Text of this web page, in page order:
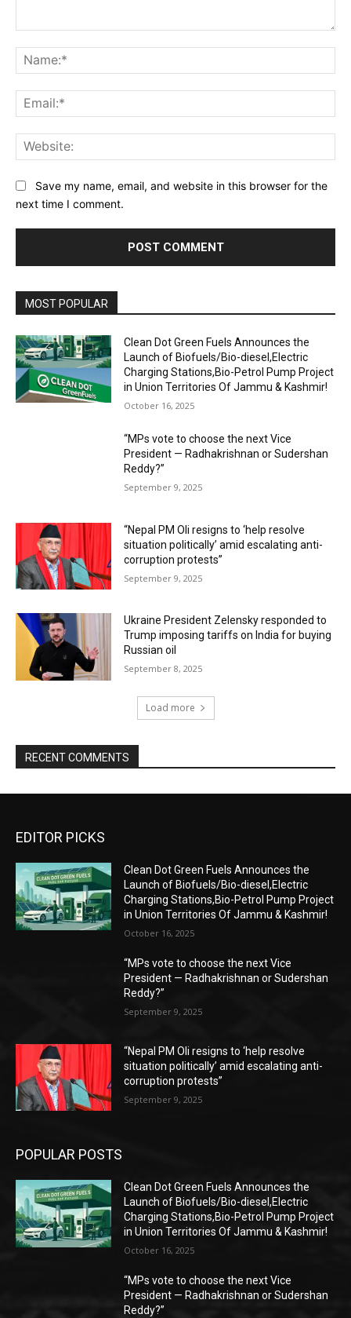
Save my name, email, and website in this browser for the
next time I comment.
MOST POPULAR
Clean Dot Green Fuels Announces the
Launch of Biofuels/Bio-diesel,Electric
Charging Stations,Bio-Petrol Pump Project
in Union Territories Of Jammu & Kashmir!
October 16, 2025
“MPs vote to choose the next Vice
President — Radhakrishnan or Sudershan
Reddy?”
September 9, 2025
“Nepal PM Oli resigns to ‘help resolve
situation politically’ amid escalating anti-
corruption protests”
September 9, 2025
Ukraine President Zelensky responded to
Trump imposing tariffs on India for buying
Russian oil
September 8, 2025
Load more
RECENT COMMENTS
EDITOR PICKS
Clean Dot Green Fuels Announces the
Launch of Biofuels/Bio-diesel,Electric
Charging Stations,Bio-Petrol Pump Project
in Union Territories Of Jammu & Kashmir!
October 16, 2025
“MPs vote to choose the next Vice
President — Radhakrishnan or Sudershan
Reddy?”
September 9, 2025
“Nepal PM Oli resigns to ‘help resolve
situation politically’ amid escalating anti-
corruption protests”
September 9, 2025
POPULAR POSTS
Clean Dot Green Fuels Announces the
Launch of Biofuels/Bio-diesel,Electric
Charging Stations,Bio-Petrol Pump Project
in Union Territories Of Jammu & Kashmir!
October 16, 2025
“MPs vote to choose the next Vice
President — Radhakrishnan or Sudershan
Reddy?”